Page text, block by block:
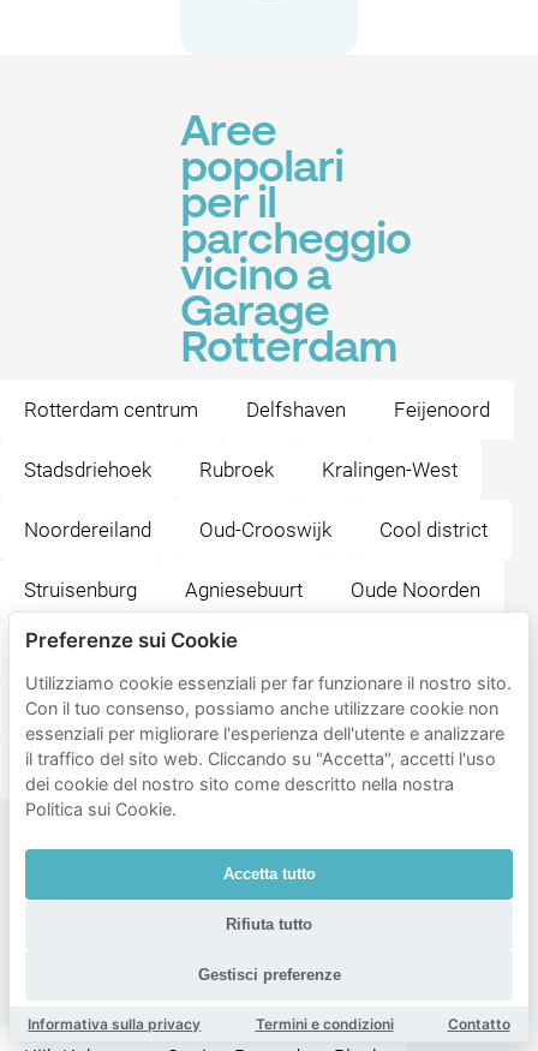
Aree
popolari
per il
parcheggio
vicino a
Garage
Rotterdam
Rotterdam centrum Delfshaven Feijenoord
Stadsdriehoek Rubroek Kralingen-West
Noordereiland Oud-Crooswijk Cool district
Struisenburg Agniesebuurt Oude Noorden
Provenierswijk Kop van Zuid-Entrepot
Nieuwe Werk C.S. kwartier Oude Westen
Kop van Zuid Nieuw-Crooswijk Dijkzigt
Destinazioni
popolari
vicino a
Garage
Rotterdam
Preferenze sui Cookie
Utilizziamo cookie essenziali per far funzionare il nostro sito.
Con il tuo consenso, possiamo anche utilizzare cookie non
essenziali per migliorare l'esperienza dell'utente e analizzare
il traffico del sito web. Cliccando su "Accetta", accetti l'uso
dei cookie del nostro sito come descritto nella nostra
Politica sui Cookie.
Accetta tutto
Rifiuta tutto
Gestisci preferenze
Informativa sulla privacy Termini e condizioni Contatto